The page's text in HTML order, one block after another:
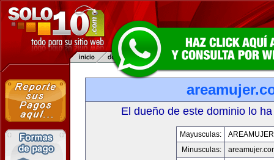
El dueño de este dominio lo
Mayusculas:
Minusculas: